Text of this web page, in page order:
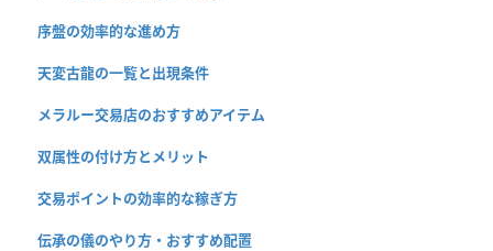
序盤の効率的な進め方
天変古龍の一覧と出現条件
メラルー交易店のおすすめアイテム
双属性の付け方とメリット
交易ポイントの効率的な稼ぎ方
伝承の儀のやり方・おすすめ配置